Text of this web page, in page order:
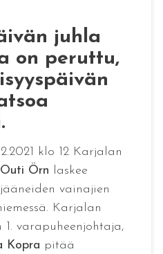
juhla
on peruttu,
klo 12 Karjalan
Outi Örn laskee
vainajien
Karjalan
varapuheenjohtaja,
Kopra pitää